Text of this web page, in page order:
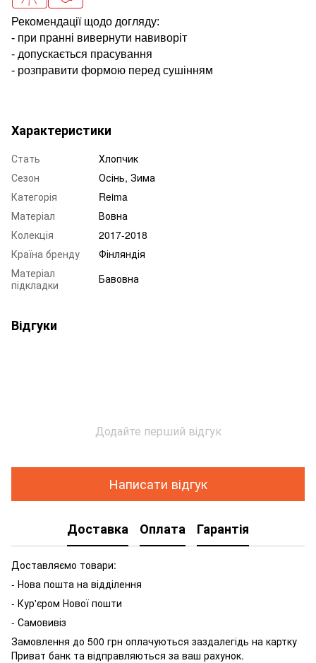
Рекомендації щодо догляду:
- при пранні вивернути навиворіт
- допускається прасування
- розправити формою перед сушінням
Характеристики
Стать
Хлопчик
Сезон
Осінь, Зима
Категорія
Reima
Матеріал
Вовна
Колекція
2017-2018
Країна бренду
Фінляндія
Матеріал
підкладки
Бавовна
Відгуки
Додайте перший відгук
Написати відгук
Доставка Оплата Гарантія
Доставляємо товари:
- Нова пошта на відділення
- Кур'єром Нової пошти
- Самовивіз
Замовлення до 500 грн оплачуються заздалегідь на картку
Приват банк та відправляються за ваш рахунок.